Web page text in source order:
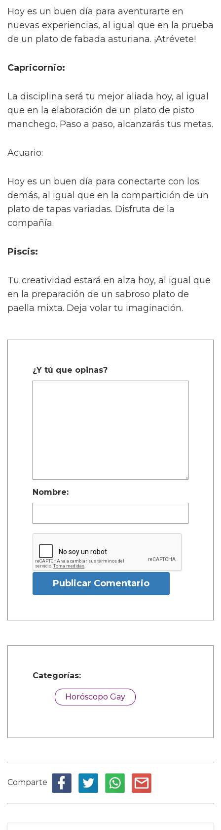
Hoy es un buen día para aventurarte en
nuevas experiencias, al igual que en la prueba
de un plato de fabada asturiana. ¡Atrévete!
Capricornio:
La disciplina será tu mejor aliada hoy, al igual
que en la elaboración de un plato de pisto
manchego. Paso a paso, alcanzarás tus metas.
Acuario:
Hoy es un buen día para conectarte con los
demás, al igual que en la compartición de un
plato de tapas variadas. Disfruta de la
compañía.
Piscis:
Tu creatividad estará en alza hoy, al igual que
en la preparación de un sabroso plato de
paella mixta. Deja volar tu imaginación.
¿Y tú que opinas?
Nombre:
Publicar Comentario
Categorías:
Horóscopo Gay
Comparte